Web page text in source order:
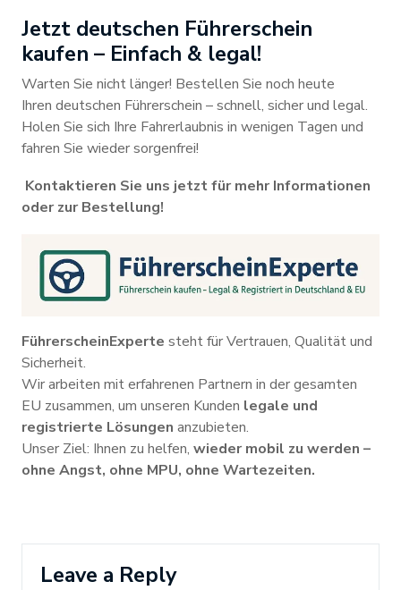
Jetzt deutschen Führerschein
kaufen – Einfach & legal!
Warten Sie nicht länger! Bestellen Sie noch heute
Ihren deutschen Führerschein – schnell, sicher und legal.
Holen Sie sich Ihre Fahrerlaubnis in wenigen Tagen und
fahren Sie wieder sorgenfrei!
Kontaktieren Sie uns jetzt für mehr Informationen
oder zur Bestellung!
FührerscheinExperte steht für Vertrauen, Qualität und
Sicherheit.
Wir arbeiten mit erfahrenen Partnern in der gesamten
EU zusammen, um unseren Kunden legale und
registrierte Lösungen anzubieten.
Unser Ziel: Ihnen zu helfen, wieder mobil zu werden –
ohne Angst, ohne MPU, ohne Wartezeiten.
Leave a Reply